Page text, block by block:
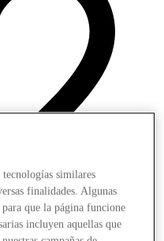
similares
finalidades. Algunas
que la página funcione
incluyen aquellas que